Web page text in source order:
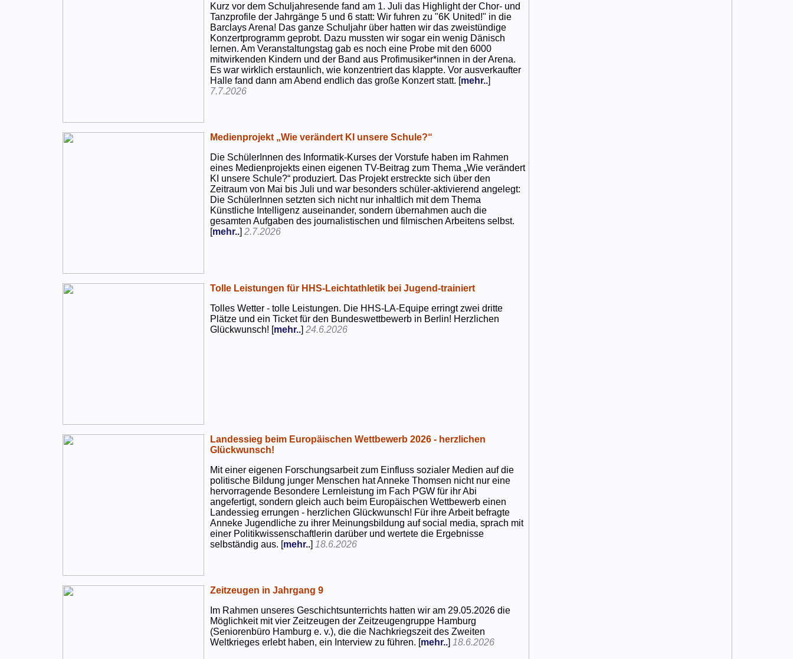
Kurz vor dem Schuljahresende fand am 1. Juli das Highlight der Chor- und
Tanzprofile der Jahrgänge 5 und 6 statt: Wir fuhren zu "6K United!" in die
Barclays Arena! Das ganze Schuljahr über hatten wir das zweistündige
Konzertprogramm geprobt. Dazu mussten wir sogar ein wenig Dänisch
lernen. Am Veranstaltungstag gab es noch eine Probe mit den 6000
mitwirkenden Kindern und der Band aus Profimusiker*innen in der Arena.
Es war wirklich erstaunlich, wie konzentriert das klappte. Vor ausverkaufter
Halle fand dann am Abend endlich das große Konzert statt. [mehr..]
7.7.2026
Medienprojekt „Wie verändert KI unsere Schule?“
Die SchülerInnen des Informatik-Kurses der Vorstufe haben im Rahmen
eines Medienprojekts einen eigenen TV-Beitrag zum Thema „Wie verändert
KI unsere Schule?“ produziert. Das Projekt erstreckte sich über den
Zeitraum von Mai bis Juli und war besonders schüler-aktivierend angelegt:
Die SchülerInnen setzten sich nicht nur inhaltlich mit dem Thema
Künstliche Intelligenz auseinander, sondern übernahmen auch die
gesamten Aufgaben des journalistischen und filmischen Arbeitens selbst.
[mehr..]2.7.2026
Tolle Leistungen für HHS-Leichtathletik bei Jugend-trainiert
Tolles Wetter - tolle Leistungen. Die HHS-LA-Equipe erringt zwei dritte
Plätze und ein Ticket für den Bundeswettbewerb in Berlin! Herzlichen
Glückwunsch! [mehr..]24.6.2026
Landessieg beim Europäischen Wettbewerb 2026 - herzlichen
Glückwunsch!
Mit einer eigenen Forschungsarbeit zum Einfluss sozialer Medien auf die
politische Bildung junger Menschen hat Anneke Thomsen nicht nur eine
hervorragende Besondere Lernleistung im Fach PGW für ihr Abi
angefertigt, sondern gleich auch beim Europäischen Wettbewerb einen
Landessieg errungen - herzlichen Glückwunsch! Für ihre Arbeit befragte
Anneke Jugendliche zu ihrer Meinungsbildung auf social media, sprach mit
einer Politikwissenschaftlerin darüber und wertete die Ergebnisse
selbständig aus. [mehr..] 18.6.2026
Zeitzeugen in Jahrgang 9
Im Rahmen unseres Geschichtsunterrichts hatten wir am 29.05.2026 die
Möglichkeit mit vier Zeitzeugen der Zeitzeugengruppe Hamburg
(Seniorenbüro Hamburg e. v.), die die Nachkriegszeit des Zweiten
Weltkrieges erlebt haben, ein Interview zu führen. [mehr..] 18.6.2026